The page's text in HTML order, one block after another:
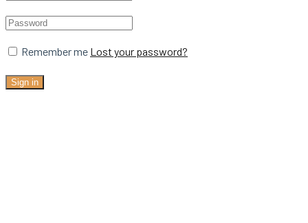
Remember me Lost your password?
Sign in